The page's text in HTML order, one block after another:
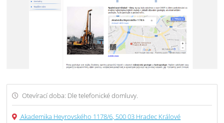
Otevírací doba: Dle telefonické domluvy.
Akademika Heyrovského 1178/6, 500 03 Hradec Králové